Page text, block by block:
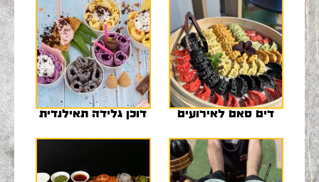
דים סאם לאירועים דוכן גלידה תאילנדית